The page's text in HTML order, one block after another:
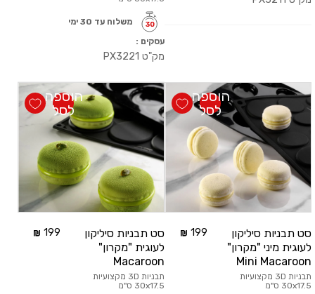
משלוח עד 30 ימי
עסקים :
מק"ט PX3221
סט תבניות סיליקון
לעוגית מיני "מקרון"
Mini Macaroon
תבניות 3D מקצועיות
30x17.5 ס"מ
199
הוספה
לסל
סט תבניות סיליקון
לעוגית "מקרון"
Macaroon
תבניות 3D מקצועיות
30x17.5 ס"מ
199
הוספה
לסל